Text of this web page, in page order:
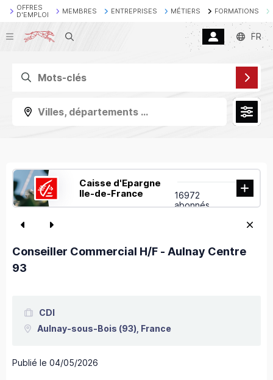
OFFRES
D'EMPLOI
MEMBRES ENTREPRISES MÉTIERS FORMATIONS
Recherche FR
Villes, départements ...
Caisse d'Epargne
Ile-de-France
16972
abonnés
Conseiller Commercial H/F - Aulnay Centre
93
CDI
Aulnay-sous-Bois (93), France
Publié le 04/05/2026